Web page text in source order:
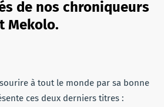
de nos chroniqueurs
Mekolo.
à tout le monde par sa bonne
ces deux derniers titres :